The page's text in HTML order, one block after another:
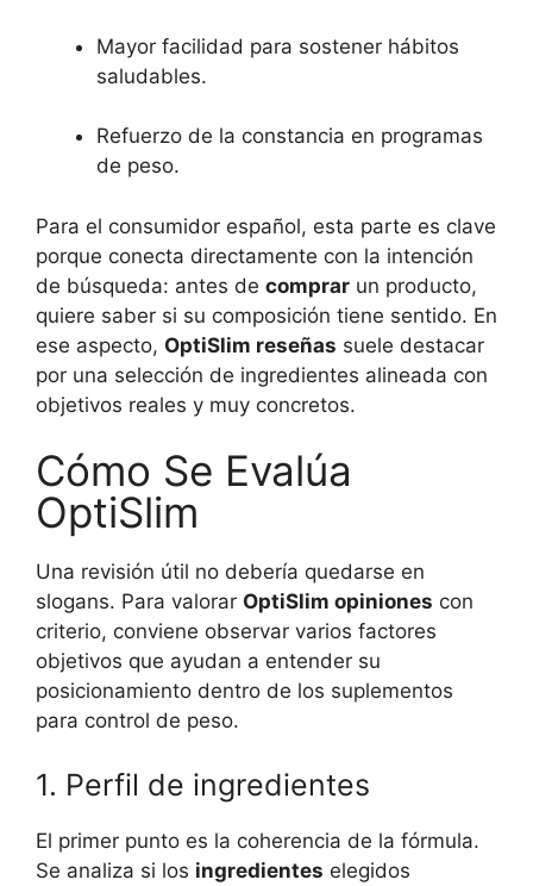
Mayor facilidad para sostener hábitos
saludables.
Refuerzo de la constancia en programas
de peso.
Para el consumidor español, esta parte es clave
porque conecta directamente con la intención
de búsqueda: antes de comprar un producto,
quiere saber si su composición tiene sentido. En
ese aspecto, OptiSlim reseñas suele destacar
por una selección de ingredientes alineada con
objetivos reales y muy concretos.
Cómo Se Evalúa
OptiSlim
Una revisión útil no debería quedarse en
slogans. Para valorar OptiSlim opiniones con
criterio, conviene observar varios factores
objetivos que ayudan a entender su
posicionamiento dentro de los suplementos
para control de peso.
1. Perfil de ingredientes
El primer punto es la coherencia de la fórmula.
Se analiza si los ingredientes elegidos